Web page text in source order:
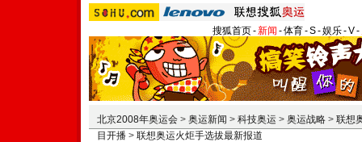
搜狐首页-新闻 -体育-S-娱乐-V-
北京2008年奥运会 > 奥运新闻 > 科技奥运 > 奥运战略 > 联想
目开播 > 联想奥运火炬手选拔最新报道